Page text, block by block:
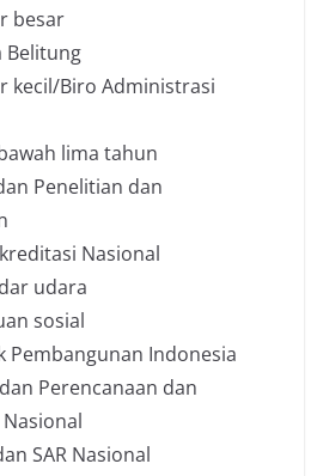
besar
Belitung
kecil/Biro Administrasi
lima tahun
Penelitian dan
Nasional
udara
sosial
Pembangunan Indonesia
Perencanaan dan
SAR Nasional